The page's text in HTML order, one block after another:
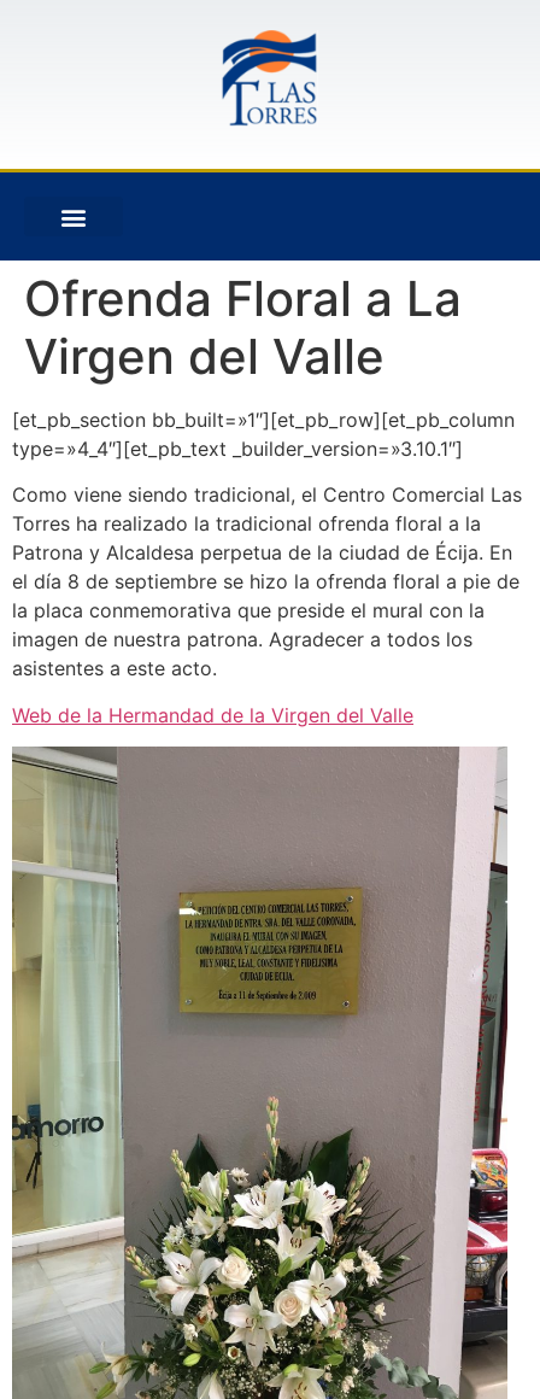
Ofrenda Floral a La
Virgen del Valle
[et_pb_section bb_built=»1″][et_pb_row][et_pb_column
type=»4_4″][et_pb_text _builder_version=»3.10.1″]
Como viene siendo tradicional, el Centro Comercial Las
Torres ha realizado la tradicional ofrenda floral a la
Patrona y Alcaldesa perpetua de la ciudad de Écija. En
el día 8 de septiembre se hizo la ofrenda floral a pie de
la placa conmemorativa que preside el mural con la
imagen de nuestra patrona. Agradecer a todos los
asistentes a este acto.
Web de la Hermandad de la Virgen del Valle